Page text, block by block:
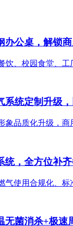
公桌，解锁
饮、校园食堂、
统定制升级
象品质化升级，
，全方位补
气使用合规化、
菌消杀+极速